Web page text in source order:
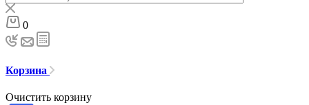
0
Корзина
Очистить корзину